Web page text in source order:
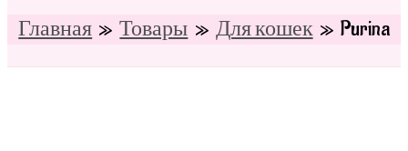
Главная Товары Для кошек Purina